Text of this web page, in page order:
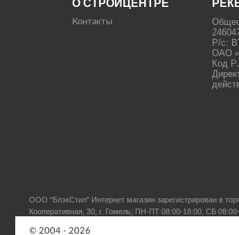
О СТРОЙЦЕНТРЕ
Контакты
Р/с:
ОАО
Код
ООО "БлэкСтил" Интернет магазин зарегистрирован в
Кооперативная, 30, г. Гомель; ПН-ПТ 08:00-18:00, СБ
© 2004 - 2026